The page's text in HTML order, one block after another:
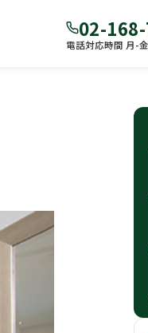
02-
電話対応時間 月-